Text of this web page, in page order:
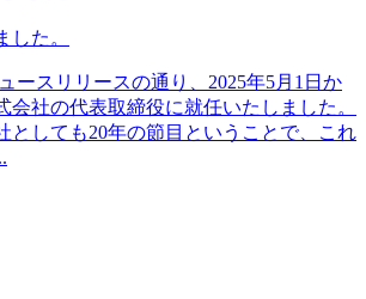
ースリリースの通り、2025年5月1日か
会社の代表取締役に就任いたしました。
としても20年の節目ということで、これ